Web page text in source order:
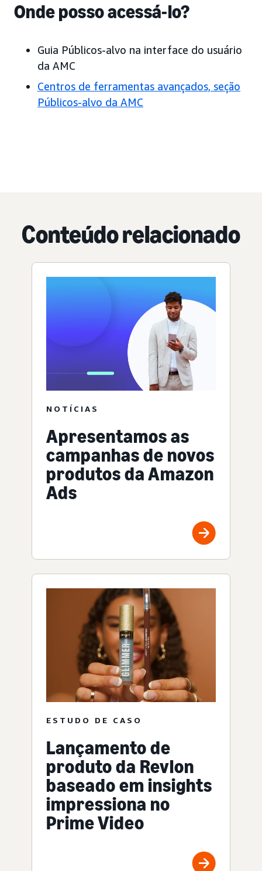
Onde posso acessá-lo?
Guia Públicos-alvo na interface do usuário
da AMC
Centros de ferramentas avançados, seção
Públicos-alvo da AMC
Conteúdo relacionado
NOTÍCIAS
Apresentamos as
campanhas de novos
produtos da Amazon
Ads
ESTUDO DE CASO
Lançamento de
produto da Revlon
baseado em insights
impressiona no
Prime Video